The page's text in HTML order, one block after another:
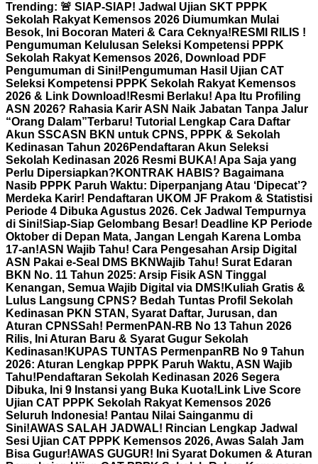
Trending: 🚨 SIAP-SIAP! Jadwal Ujian SKT PPPK
Sekolah Rakyat Kemensos 2026 Diumumkan Mulai
Besok, Ini Bocoran Materi & Cara Ceknya! RESMI RILIS !
Pengumuman Kelulusan Seleksi Kompetensi PPPK
Sekolah Rakyat Kemensos 2026, Download PDF
Pengumuman di Sini! Pengumuman Hasil Ujian CAT
Seleksi Kompetensi PPPK Sekolah Rakyat Kemensos
2026 & Link Download! Resmi Berlaku! Apa Itu Profiling
ASN 2026? Rahasia Karir ASN Naik Jabatan Tanpa Jalur
“Orang Dalam”Terbaru! Tutorial Lengkap Cara Daftar
Akun SSCASN BKN untuk CPNS, PPPK & Sekolah
Kedinasan Tahun 2026Pendaftaran Akun Seleksi
Sekolah Kedinasan 2026 Resmi BUKA! Apa Saja yang
Perlu Dipersiapkan? KONTRAK HABIS? Bagaimana
Nasib PPPK Paruh Waktu: Diperpanjang Atau ‘Dipecat’?
Merdeka Karir! Pendaftaran UKOM JF Prakom & Statistisi
Periode 4 Dibuka Agustus 2026. Cek Jadwal Tempurnya
di Sini!Siap-Siap Gelombang Besar! Deadline KP Periode
Oktober di Depan Mata, Jangan Lengah Karena Lomba
17-an!ASN Wajib Tahu! Cara Pengesahan Arsip Digital
ASN Pakai e-Seal DMS BKNWajib Tahu! Surat Edaran
BKN No. 11 Tahun 2025: Arsip Fisik ASN Tinggal
Kenangan, Semua Wajib Digital via DMS! Kuliah Gratis &
Lulus Langsung CPNS? Bedah Tuntas Profil Sekolah
Kedinasan PKN STAN, Syarat Daftar, Jurusan, dan
Aturan CPNSSah! PermenPAN-RB No 13 Tahun 2026
Rilis, Ini Aturan Baru & Syarat Gugur Sekolah
Kedinasan! KUPAS TUNTAS PermenpanRB No 9 Tahun
2026: Aturan Lengkap PPPK Paruh Waktu, ASN Wajib
Tahu! Pendaftaran Sekolah Kedinasan 2026 Segera
Dibuka, Ini 9 Instansi yang Buka Kuota! Link Live Score
Ujian CAT PPPK Sekolah Rakyat Kemensos 2026
Seluruh Indonesia! Pantau Nilai Sainganmu di
Sini!AWAS SALAH JADWAL! Rincian Lengkap Jadwal
Sesi Ujian CAT PPPK Kemensos 2026, Awas Salah Jam
Bisa Gugur!AWAS GUGUR! Ini Syarat Dokumen & Aturan